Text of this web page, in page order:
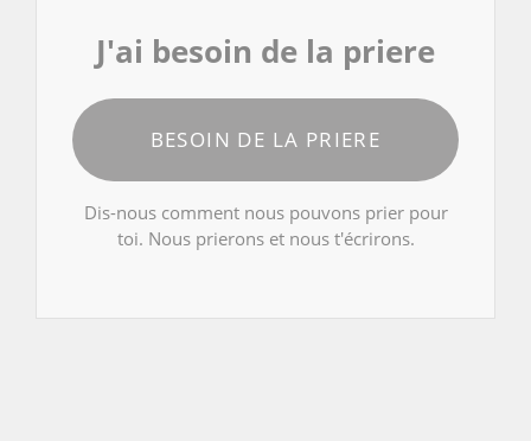
J'ai besoin de la priere
BESOIN DE LA PRIERE
Dis-nous comment nous pouvons prier pour
toi. Nous prierons et nous t'écrirons.